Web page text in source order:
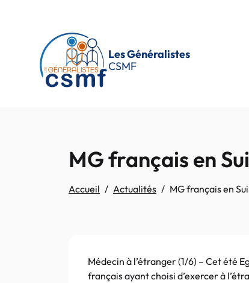
Les Généralistes
CSMF
MG français en
Accueil Actualités MG français en
Médecin à l’étranger (1/6) – Cet été
français ayant choisi d’exercer à